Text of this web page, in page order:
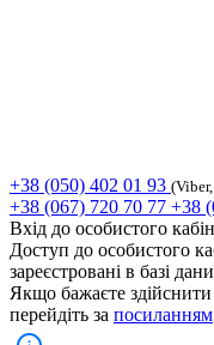
+38 (050) 402 01 93
+38 (067) 720 70 77 +38
Вхід до особистого
Доступ до особистого
зареєстровані в базі
Якщо бажаєте здійснити
перейдіть за посиланням